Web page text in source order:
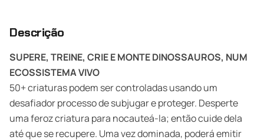
Descrição
SUPERE, TREINE, CRIE E MONTE DINOSSAUROS, NUM
ECOSSISTEMA VIVO
50+ criaturas podem ser controladas usando um
desafiador processo de subjugar e proteger. Desperte
uma feroz criatura para nocauteá-la; então cuide dela
até que se recupere. Uma vez dominada, poderá emitir